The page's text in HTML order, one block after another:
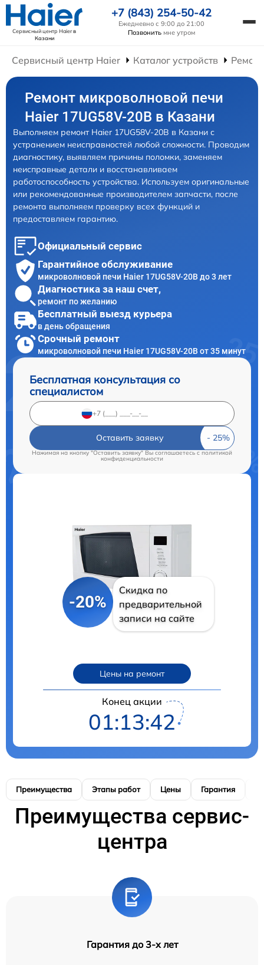
Сервисный центр Haierв
Казани
+7 (843) 254-50-42
Ежедневно с 9:00 до 21:00
Позвонить мне утром
Сервисный центр Haier Каталог устройств
Ремонт микроволновой печи
Haier 17UG58V-20B в Казани
Выполняем ремонт Haier 17UG58V-20B в Казани с
устранением неисправностей любой сложности. Проводим
диагностику, выявляем причины поломки, заменяем
неисправные детали и восстанавливаем
работоспособность устройства. Используем оригинальные
или рекомендованные производителем запчасти, после
ремонта выполняем проверку всех функций и
предоставляем гарантию.
Официальный сервис
Гарантийное обслуживание
микроволновой печи Haier 17UG58V-20B до 3 лет
Диагностика за наш счет,
ремонт по желанию
Бесплатный выезд курьера
в день обращения
Срочный ремонт
микроволновой печи Haier 17UG58V-20B от 35 минут
Бесплатная консультация со
специалистом
Оставить заявку
Нажимая на кнопку "Оставить заявку" Вы соглашаетесь cполитикой
конфиденциальности
-20%
Скидка по
предварительной
записи на сайте
Цены на ремонт
Конец акции
01:13:40
Преимущества Этапы работ Цены Гарантия
Преимущества сервис-
центра
Гарантия до 3-х лет